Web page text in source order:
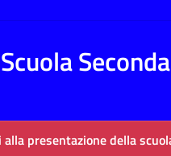
Scuola
alla presentazione della